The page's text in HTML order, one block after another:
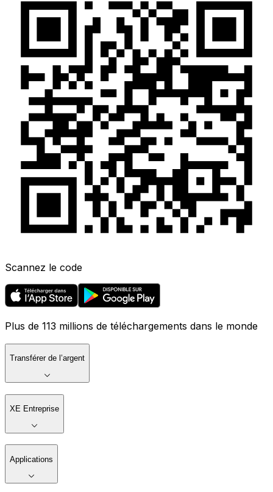
Scannez le code
Plus de 113 millions de téléchargements dans le monde
Transférer de l’argent
XE Entreprise
Applications